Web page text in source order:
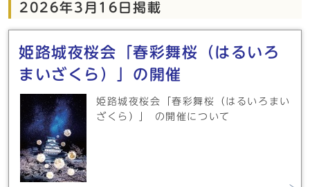
2026年3月16日掲載
姫路城夜桜会「春彩舞桜（はるいろ
まいざくら）」の開催
姫路城夜桜会「春彩舞桜（はるいろまい
ざくら）」 の開催について